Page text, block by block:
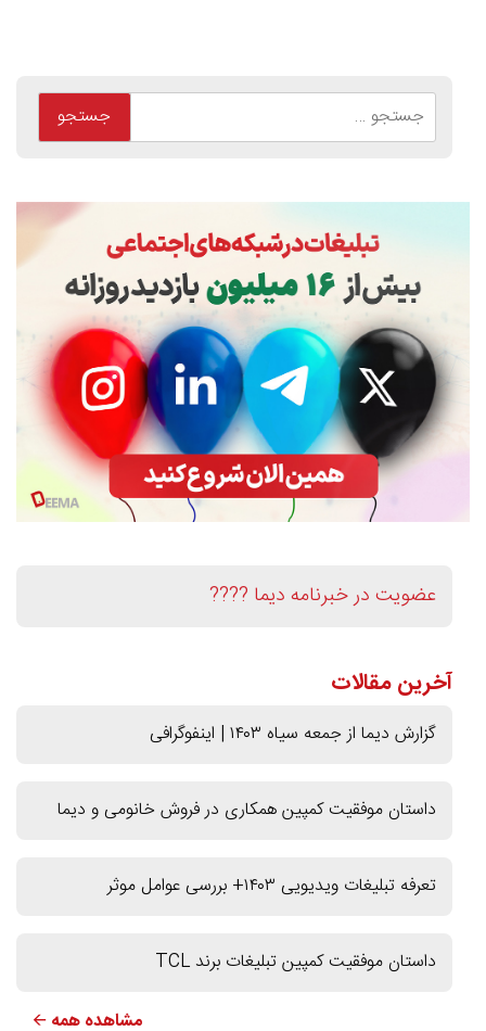
جستجو
برای:
عضویت در خبرنامه دیما ????
آخرین مقالات
گزارش دیما از جمعه سیاه ۱۴۰۳ | اینفوگرافی
داستان موفقیت کمپین همکاری در فروش خانومی و دیما
تعرفه تبلیغات ویدیویی ۱۴۰۳+ بررسی عوامل موثر
داستان موفقیت کمپین تبلیغات برند TCL
مشاهده همه 🡨